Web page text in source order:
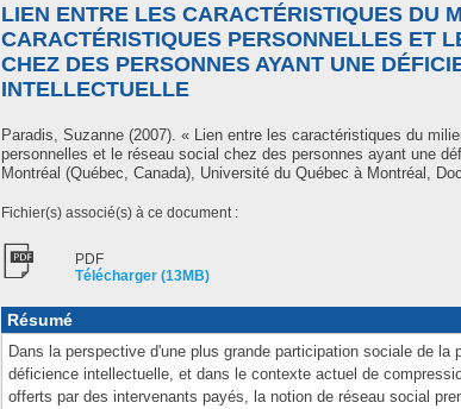
LIEN ENTRE LES CARACTÉRISTIQUES DU
CARACTÉRISTIQUES PERSONNELLES ET
CHEZ DES PERSONNES AYANT UNE
INTELLECTUELLE
Paradis, Suzanne (2007). « Lien entre les caractéristiques du
personnelles et le réseau social chez des personnes ayant une
Montréal (Québec, Canada), Université du Québec à Montréal,
Fichier(s) associé(s) à ce document :
PDF
Télécharger (13MB)
Résumé
Dans la perspective d'une plus grande participation sociale de la
déficience intellectuelle, et dans le contexte actuel de
offerts par des intervenants payés, la notion de réseau social